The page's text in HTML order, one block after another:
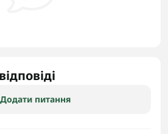
питання